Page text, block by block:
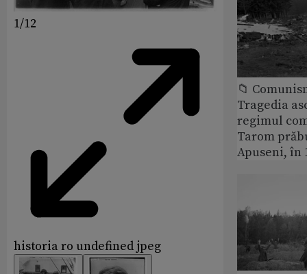
1/12
historia ro undefined jpeg
📁
Tragedia
regimul
Tarom
Apuseni, în